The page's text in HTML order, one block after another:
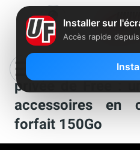
Lancement de
privée de Free :
accessoires en
forfait 150Go
Installer sur
Accès rapide